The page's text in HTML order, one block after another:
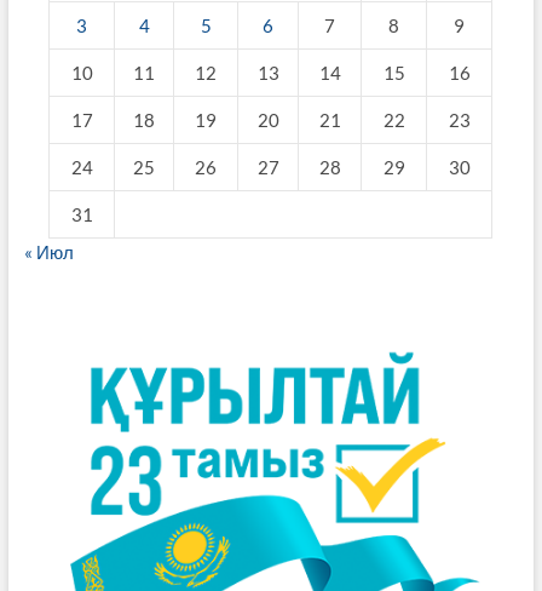
3 4 5 6 7 8 9
10 11 12 13 14 15 16
17 18 19 20 21 22 23
24 25 26 27 28 29 30
31
« Июл